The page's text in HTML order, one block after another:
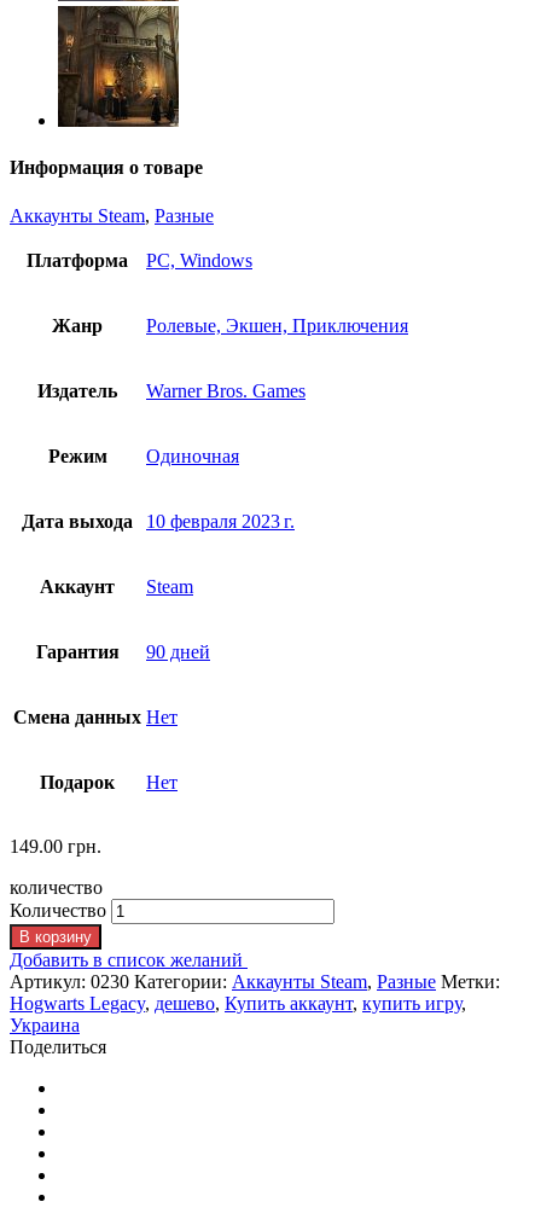
Информация о товаре
Аккаунты Steam, Разные
Платформа PC, Windows
Жанр Ролевые, Экшен, Приключения
Издатель Warner Bros. Games
Режим Одиночная
Дата выхода 10 февраля 2023 г.
Аккаунт Steam
Гарантия 90 дней
Смена данных Нет
Подарок Нет
149.00 грн.
количество
Количество
В корзину
Добавить в список желаний
Артикул: 0230 Категории: Аккаунты Steam, Разные Метки:
Hogwarts Legacy, дешево, Купить аккаунт, купить игру,
Украина
Поделиться